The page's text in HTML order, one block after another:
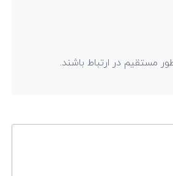
مستقیم در ارتباط باشند.